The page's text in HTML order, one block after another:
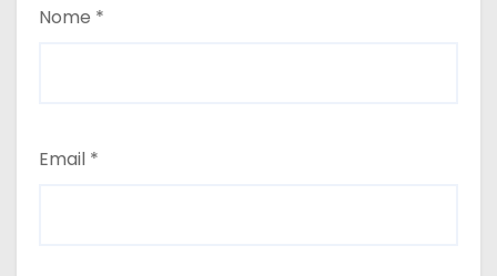
Nome *
Email *